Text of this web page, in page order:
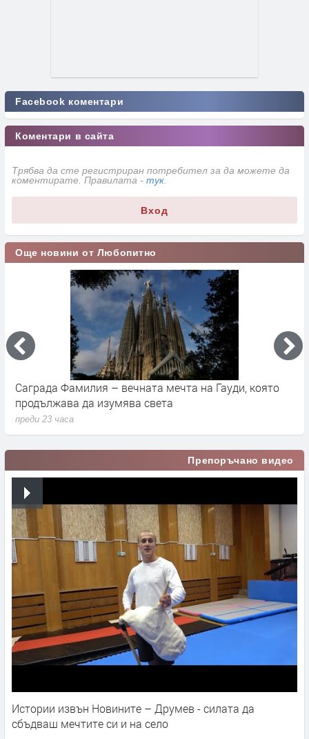
Facebook коментари
Коментари в сайта
Трябва да сте регистриран потребител за да можете да
коментирате. Правилата - тук
Вход
Още новини от Любопитно
Саграда Фамилия – вечната мечта на Гауди, която
продължава да изумява света
преди 23 часа
Препоръчано видео
Истории извън Новините – Друмев - силата да
сбъдваш мечтите си и на село